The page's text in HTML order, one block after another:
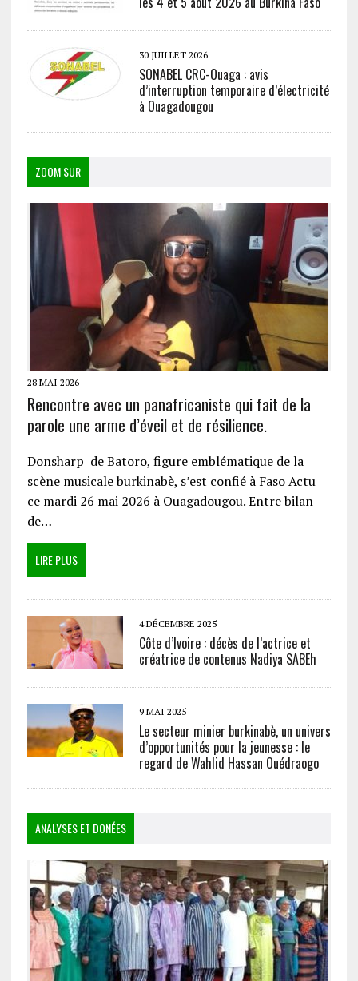
30 JUILLET 2026
SONABEL CRC-Ouaga : avis
d’interruption temporaire d’électricité
à Ouagadougou
ZOOM SUR
28 MAI 2026
Rencontre avec un panafricaniste qui fait de la
parole une arme d’éveil et de résilience.
Donsharp de Batoro, figure emblématique de la
scène musicale burkinabè, s’est confié à Faso Actu
ce mardi 26 mai 2026 à Ouagadougou. Entre bilan
de…
LIRE PLUS
4 DÉCEMBRE 2025
Côte d’Ivoire : décès de l’actrice et
créatrice de contenus Nadiya SABEh
9 MAI 2025
Le secteur minier burkinabè, un univers
d’opportunités pour la jeunesse : le
regard de Wahlid Hassan Ouédraogo
ANALYSES ET DONÉES